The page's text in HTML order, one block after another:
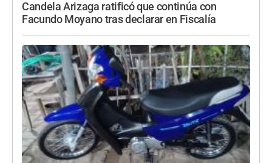
Candela Arizaga ratificó que continúa con
Facundo Moyano tras declarar en Fiscalía